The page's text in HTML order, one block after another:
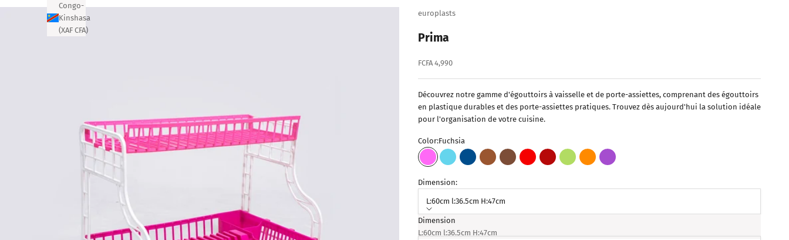
Congo-
Kinshasa
(XAF CFA)
europlasts
Prima
Prix de vente
FCFA 4,990
Découvrez notre gamme d'égouttoirs à vaisselle et de porte-assiettes, comprenant des égouttoirs
en plastique durables et des porte-assiettes pratiques. Trouvez dès aujourd'hui la solution idéale
pour l'organisation de votre cuisine.
Color:Fuchsia
FuchsiaBleu CielBleu FoncéMarron ClairMarron Foncé
RougeBordeauxVert Pistache
OrangeViolet
Dimension:
L:60cm l:36.5cm H:47cm
Dimension
L:60cm l:36.5cm H:47cm
Poids: